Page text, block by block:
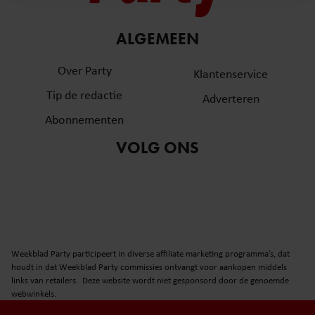
informatie over uw gebruik van onze site met onze
partners voor social media, adverteren en analyse. Deze
informatie die u aan ze heeft verstrekt of die ze hebben
gaat akkoord met onze cookies als u onze website blijft
gebruiken.
ALGEMEEN
Over Party
Tip de redactie
Abonnementen
Klantenservice
Adverteren
VOLG ONS
Weekblad Party participeert in diverse affiliate marketing programma’s, dat
houdt in dat Weekblad Party commissies ontvangt voor aankopen middels
links van retailers. Deze website wordt niet gesponsord door de genoemde
webwinkels.